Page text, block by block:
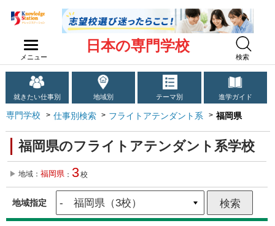
メニュー
日本の専門学校
検索
就きたい仕事別 地域別 テーマ別 進学ガイド
専門学校 仕事別検索 フライトアテンダント系 福岡県
福岡県のフライトアテンダント系学校
地域： 福岡県 ： 3校
地域指定